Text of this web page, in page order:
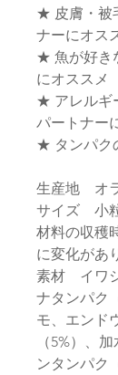
★ 皮膚・被
ナーにオス
★ 魚が好き
にオススメ
★ アレルギ
パートナー
★ タンパク
生産地 オ
サイズ 小
材料の収穫
に変化があ
素材 イワ
ナタンパク
モ、エンド
（5%）、
ンタンパク